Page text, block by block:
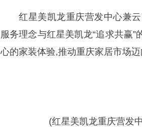
红星美凯龙重庆营发中心兼
服务理念与红星美凯龙“追求共赢
心的家装体验,推动重庆家居市场
(红星美凯龙重庆营发